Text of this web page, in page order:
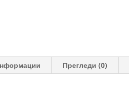
Прегледи (0)